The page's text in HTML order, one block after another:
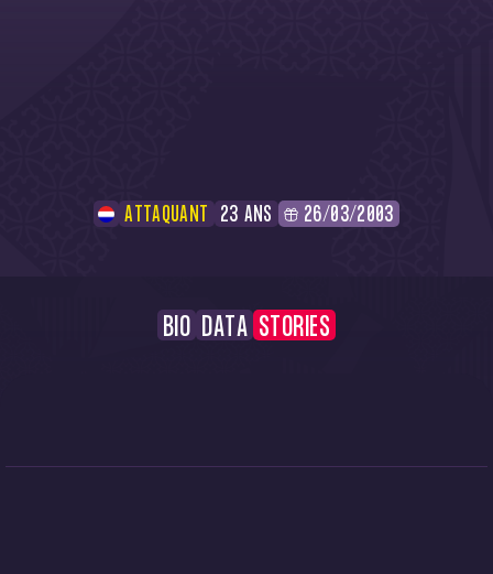
ATTAQUANT 23 ANS 26/03/2003
BIO DATA STORIES